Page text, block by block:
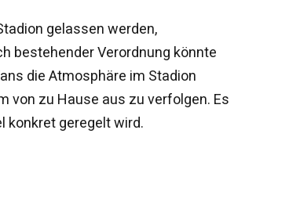
gelassen werden,
bestehender Verordnung könnte
die Atmosphäre im Stadion
von zu Hause aus zu verfolgen. Es
konkret geregelt wird.